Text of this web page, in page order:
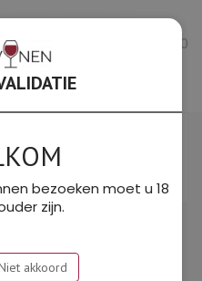
0
NAAR HOOG
bezoeken moet u 18
zijn.
akkoord